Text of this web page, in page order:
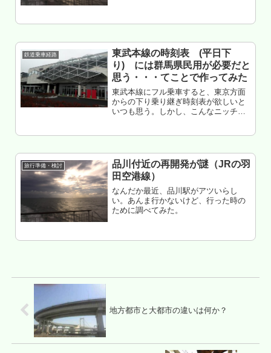
鉄道乗車経路
東武本線の時刻表 (平日下
り) には群馬県民用が必要だと
思う・・・てことで作ってみた
東武本線にフル乗車すると、東京方面
からの下り乗り継ぎ時刻表が欲しいと
いつも思う。しかし、こんなニッチな
旅行準備・検討
品川付近の再開発が謎（JRの羽
田空港線）
なんだか最近、品川駅がアツいらし
い。あんま行かないけど、行った時の
ために調べてみた。
地方都市と大都市の違いは何か？